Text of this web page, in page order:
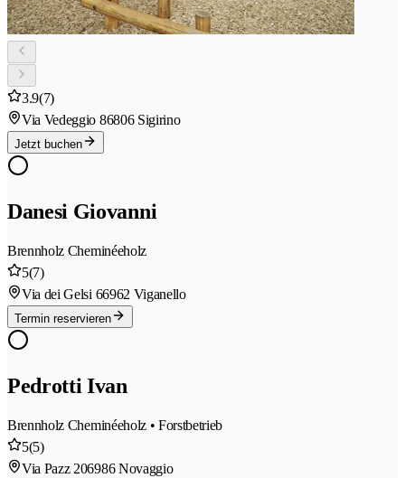
3.9(7)
Via Vedeggio 86806 Sigirino
Jetzt buchen
Danesi Giovanni
Brennholz Cheminéeholz
5(7)
Via dei Gelsi 66962 Viganello
Termin reservieren
Pedrotti Ivan
Brennholz Cheminéeholz • Forstbetrieb
5(5)
Via Pazz 206986 Novaggio